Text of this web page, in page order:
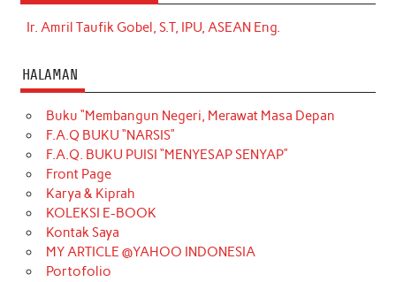
Ir. Amril Taufik Gobel, S.T, IPU, ASEAN Eng.
HALAMAN
Buku “Membangun Negeri, Merawat Masa Depan
F.A.Q BUKU “NARSIS”
F.A.Q. BUKU PUISI “MENYESAP SENYAP”
Front Page
Karya & Kiprah
KOLEKSI E-BOOK
Kontak Saya
MY ARTICLE @YAHOO INDONESIA
Portofolio